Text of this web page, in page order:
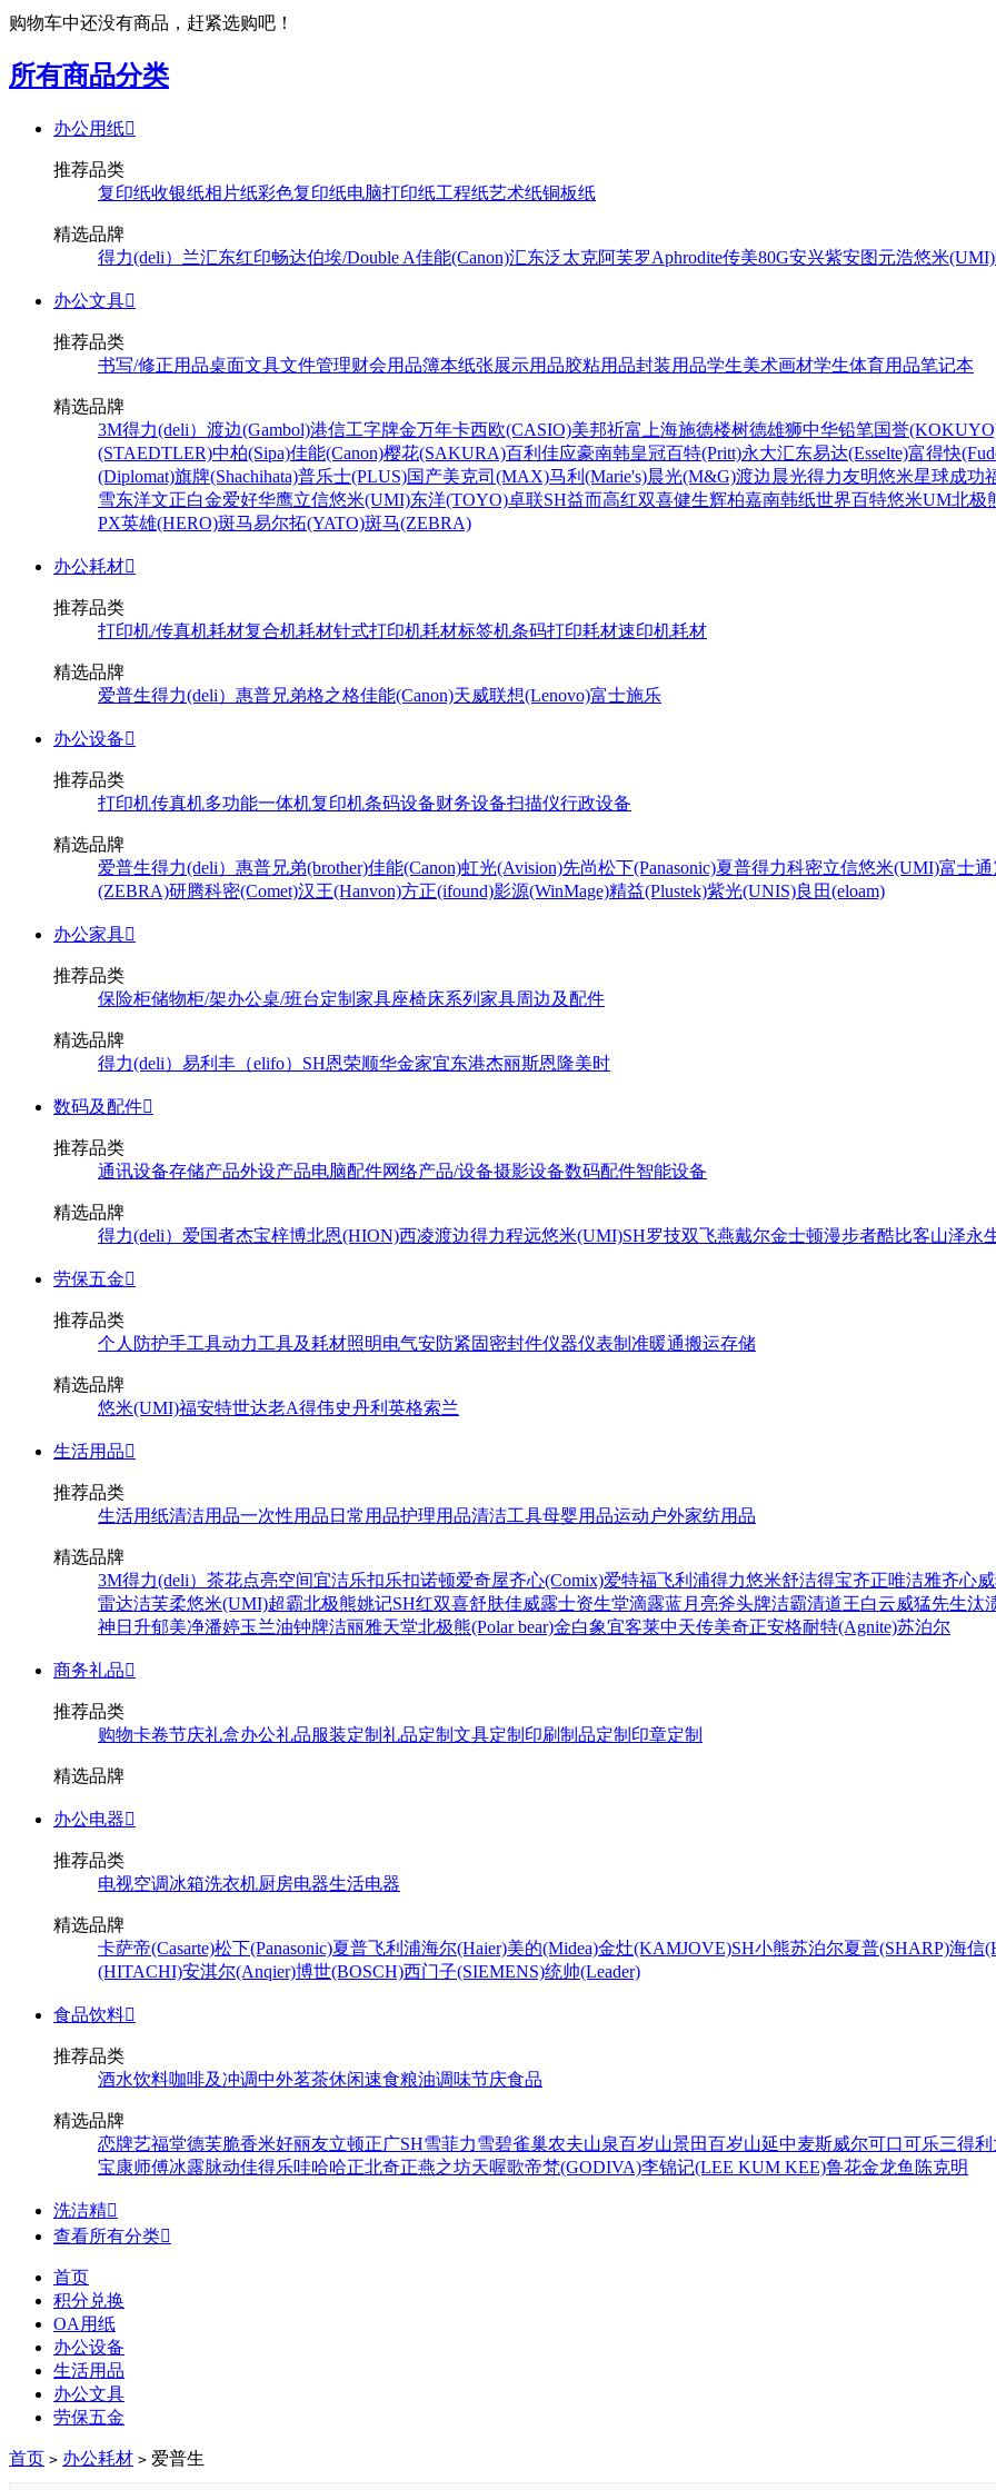
购物车中还没有商品，赶紧选购吧！
所有商品分类
办公用纸
推荐品类
复印纸收银纸相片纸彩色复印纸电脑打印纸工程纸艺术纸铜板纸
精选品牌
得力(deli） 兰汇东红印畅达伯埃/Double A佳能(Canon)汇东泛太克阿芙罗Aphrodite传美80G安兴紫安图元浩悠米(UMI)
办公文具
推荐品类
书写/修正用品桌面文具文件管理财会用品簿本纸张展示用品胶粘用品封装用品学生美术画材学生体育用品笔记本
精选品牌
3M得力(deli） 渡边(Gambol)港信工字牌金万年卡西欧(CASIO)美邦祈富 上海施德楼树德雄狮中华铅笔国誉
(STAEDTLER)中柏(Sipa)佳能(Canon)樱花(SAKURA)百利佳应豪南韩皇冠百特(Pritt)永大汇东易达(Esselte)富得快
(Diplomat)旗牌(Shachihata)普乐士(PLUS)国产美克司(MAX)马利(Marie's)晨光(M&G)渡边 晨光得力友明悠米星球成功
雪东洋文正白金爱好华鹰立信悠米(UMI)东洋(TOYO)卓联SH益而高红双喜健生辉柏嘉南韩纸世界百特悠米UM北极
PX英雄(HERO)斑马易尔拓(YATO)斑马(ZEBRA)
办公耗材
推荐品类
打印机/传真机耗材复合机耗材针式打印机耗材标签机条码打印耗材速印机耗材
精选品牌
爱普生得力(deli） 惠普兄弟格之格佳能(Canon)天威联想(Lenovo)富士施乐
办公设备
推荐品类
打印机传真机多功能一体机复印机条码设备财务设备扫描仪行政设备
精选品牌
爱普生得力(deli） 惠普兄弟(brother)佳能(Canon)虹光(Avision)先尚松下(Panasonic)夏普得力科密立信悠米(UMI)富士通
(ZEBRA)研腾科密(Comet)汉王(Hanvon)方正(ifound)影源(WinMage)精益(Plustek)紫光(UNIS)良田(eloam)
办公家具
推荐品类
保险柜储物柜/架办公桌/班台定制家具座椅床系列 家具周边及配件
精选品牌
得力(deli） 易利丰（elifo） SH恩荣顺华金家宜东港杰丽斯恩隆美时
数码及配件
推荐品类
通讯设备存储产品外设产品电脑配件网络产品/设备摄影设备数码配件智能设备
精选品牌
得力(deli） 爱国者杰宝梓博北恩(HION)西凌渡边得力程远悠米(UMI)SH罗技双飞燕戴尔金士顿漫步者酷比客山泽永
劳保五金
推荐品类
个人防护手工具动力工具及耗材照明电气安防紧固密封件仪器仪表制准暖通搬运存储
精选品牌
悠米(UMI)福安特世达老A得伟史丹利 英格索兰
生活用品
推荐品类
生活用纸清洁用品一次性用品 日常用品护理用品清洁工具母婴用品运动户外家纺用品
精选品牌
3M得力(deli） 茶花点亮空间宜洁乐扣乐扣诺顿爱奇屋齐心(Comix)爱特福飞利浦得力悠米舒洁得宝齐正唯洁雅齐心
雷达洁芙柔悠米(UMI)超霸北极熊姚记SH红双喜舒肤佳威露士资生堂滴露蓝月亮斧头牌洁霸清道王白云威猛先生汰
神 日升郁美净潘婷玉兰油钟牌洁丽雅天堂北极熊(Polar bear)金白象宜客莱中天传美奇正安格耐特(Agnite)苏泊尔
商务礼品
推荐品类
购物卡卷节庆礼盒办公礼品服装定制 礼品定制 文具定制 印刷制品定制 印章定制
精选品牌
办公电器
推荐品类
电视空调冰箱洗衣机厨房电器生活电器
精选品牌
卡萨帝(Casarte)松下(Panasonic)夏普飞利浦海尔(Haier)美的(Midea)金灶(KAMJOVE)SH小熊苏泊尔夏普(SHARP)海信
(HITACHI)安淇尔(Anqier)博世(BOSCH)西门子(SIEMENS)统帅(Leader)
食品饮料
推荐品类
酒水饮料咖啡及冲调中外茗茶休闲速食粮油调味节庆食品
精选品牌
恋牌艺福堂德芙脆香米好丽友立顿正广SH雪菲力雪碧雀巢农夫山泉百岁山景田百岁山延中麦斯威尔可口可乐三得利
宝康师傅冰露脉动佳得乐哇哈哈正北奇正燕之坊天喔歌帝梵(GODIVA)李锦记(LEE KUM KEE)鲁花金龙鱼 陈克明
洗洁精
查看所有分类
首页
积分兑换
OA用纸
办公设备
生活用品
办公文具
劳保五金
首页 > 办公耗材 > 爱普生